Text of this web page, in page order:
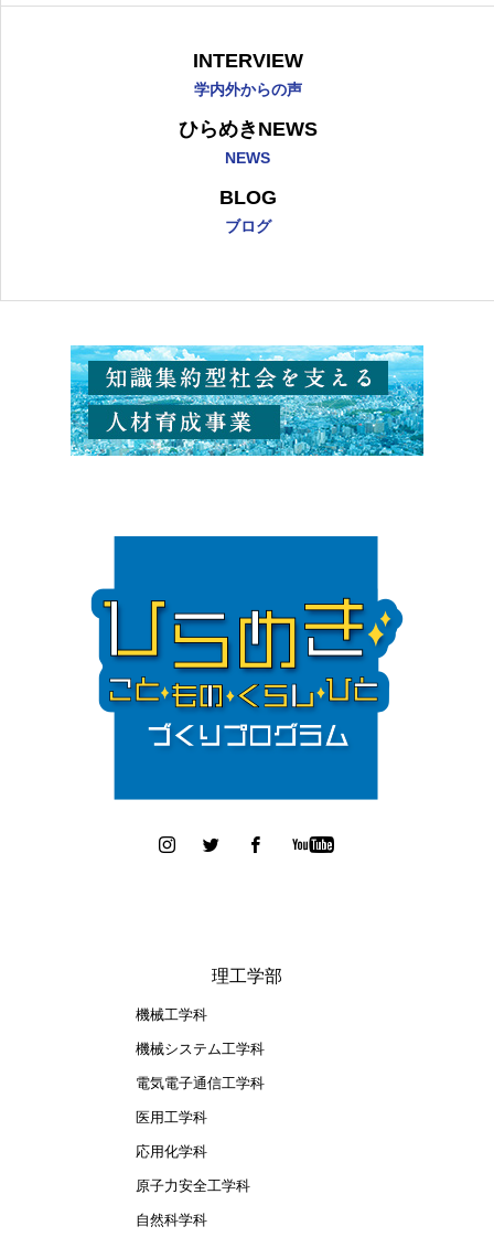
INTERVIEW
学内外からの声
ひらめきNEWS
NEWS
BLOG
ブログ
理工学部
機械工学科
機械システム工学科
電気電子通信工学科
医用工学科
応用化学科
原子力安全工学科
自然科学科